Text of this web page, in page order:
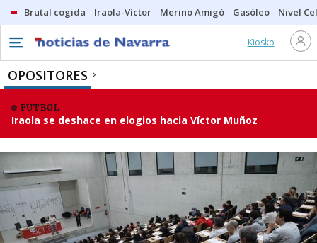
Brutal cogida Iraola-Víctor Merino Amigó Gasóleo Nivel
Kiosko
OPOSITORES
FÚTBOL
Iraola se deshace en elogios hacia Víctor Muñoz